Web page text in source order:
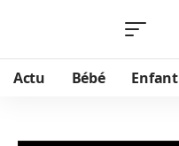
Actu Bébé Enfant